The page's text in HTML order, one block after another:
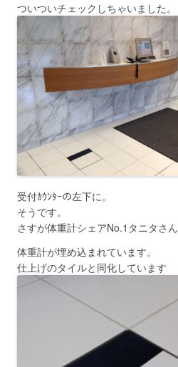
ついついチェックしちゃいました。
受付ｶｳﾝﾀｰの左下に。
そうです。
さすが体重計シェアNo.1タニタさん
体重計が埋め込まれています。
仕上げのタイルと同化しています